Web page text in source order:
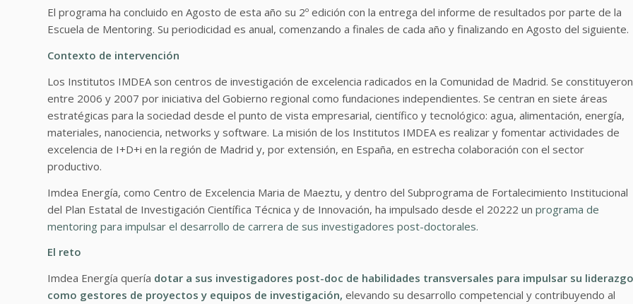
El programa ha concluido en Agosto de esta año su 2º edición con la entrega del informe de resultados por parte de la
Escuela de Mentoring. Su periodicidad es anual, comenzando a finales de cada año y finalizando en Agosto del siguiente.
Contexto de intervención
Los Institutos IMDEA son centros de investigación de excelencia radicados en la Comunidad de Madrid. Se constituyeron
entre 2006 y 2007 por iniciativa del Gobierno regional como fundaciones independientes. Se centran en siete áreas
estratégicas para la sociedad desde el punto de vista empresarial, científico y tecnológico: agua, alimentación, energía,
materiales, nanociencia, networks y software. La misión de los Institutos IMDEA es realizar y fomentar actividades de
excelencia de I+D+i en la región de Madrid y, por extensión, en España, en estrecha colaboración con el sector
productivo.
Imdea Energía, como Centro de Excelencia Maria de Maeztu, y dentro del Subprograma de Fortalecimiento Institucional
del Plan Estatal de Investigación Científica Técnica y de Innovación, ha impulsado desde el 20222 un programa de
mentoring para impulsar el desarrollo de carrera de sus investigadores post-doctorales.
El reto
Imdea Energía quería dotar a sus investigadores post-doc de habilidades transversales para impulsar su liderazgo
como gestores de proyectos y equipos de investigación, elevando su desarrollo competencial y contribuyendo al